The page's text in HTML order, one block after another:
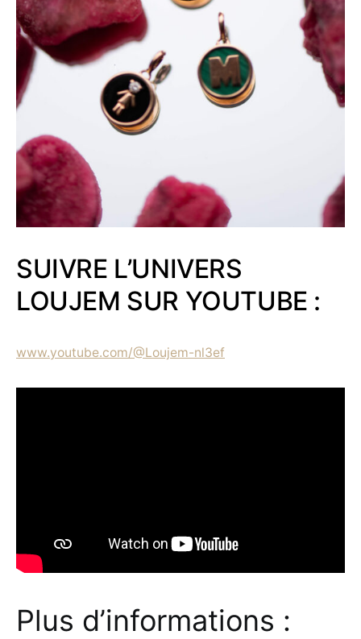
SUIVRE L’UNIVERS
LOUJEM SUR YOUTUBE :
www.youtube.com/@Loujem-nl3ef
Plus d’informations :